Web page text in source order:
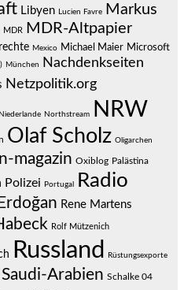
Libyen Lucien Favre
Markus
MDR MDR-Altpapier
Mexico Michael Maier Microsoft
München Nachdenkseiten
Netzpolitik.org
Niederlande Northstream NRW
Olaf Scholz Oligarchen
magazin Oxiblog Palästina
Polizei Portugal Radio
Rene Martens
Rolf Mützenich
Russland Rüstungsexporte
Saudi-Arabien Schalke 04